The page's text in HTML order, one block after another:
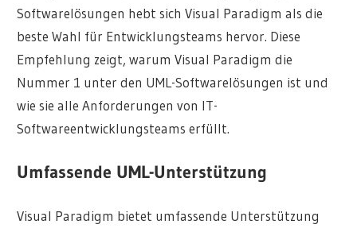
Softwarelösungen hebt sich Visual Paradigm als die
beste Wahl für Entwicklungsteams hervor. Diese
Empfehlung zeigt, warum Visual Paradigm die
Nummer 1 unter den UML-Softwarelösungen ist und
wie sie alle Anforderungen von IT-
Softwareentwicklungsteams erfüllt.
Umfassende UML-Unterstützung
Visual Paradigm bietet umfassende Unterstützung